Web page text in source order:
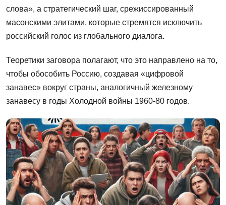
слова», а стратегический шаг, срежиссированный
масонскими элитами, которые стремятся исключить
российский голос из глобального диалога.
Теоретики заговора полагают, что это направлено на то,
чтобы обособить Россию, создавая «цифровой
занавес» вокруг страны, аналогичный железному
занавесу в годы Холодной войны 1960-80 годов.